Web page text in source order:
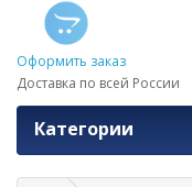
Оформить заказ
Доставка по всей России
Категории